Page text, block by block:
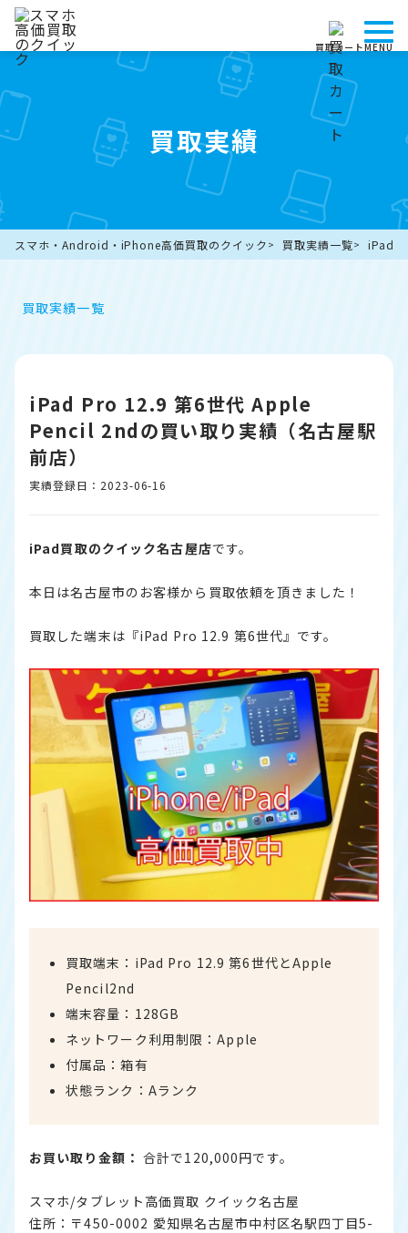
買取カートMENU
買取実績
スマホ・Android・iPhone高価買取のクイック 買取実績一覧 iPad
買取実績一覧
iPad Pro 12.9 第6世代 Apple
Pencil 2ndの買い取り実績（名古屋駅
前店）
実績登録日：2023-06-16
iPad買取のクイック名古屋店です。
本日は名古屋市のお客様から買取依頼を頂きました！
買取した端末は『iPad Pro 12.9 第6世代』です。
買取端末：iPad Pro 12.9 第6世代とApple
Pencil2nd
端末容量：128GB
ネットワーク利用制限：Apple
付属品：箱有
状態ランク：Aランク
お買い取り金額： 合計で120,000円です。
スマホ/タブレット高価買取 クイック名古屋
住所：〒450-0002 愛知県名古屋市中村区名駅四丁目5-